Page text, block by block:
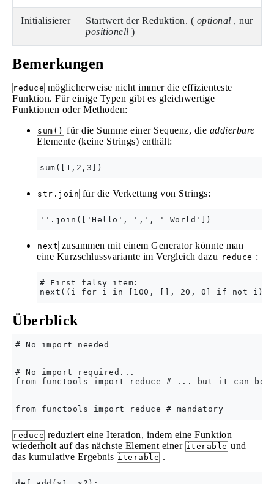
Initialisierer Startwert der Reduktion. ( optional , nur
positionell )
Bemerkungen
reduce möglicherweise nicht immer die effizienteste
Funktion. Für einige Typen gibt es gleichwertige
Funktionen oder Methoden:
sum() für die Summe einer Sequenz, die addierbare
Elemente (keine Strings) enthält:
str.join für die Verkettung von Strings:
next zusammen mit einem Generator könnte man
eine Kurzschlussvariante im Vergleich dazu reduce :
# First falsy item:
Überblick
# No import needed
# No import required...
from functools import reduce # ... but it can be
reduce reduziert eine Iteration, indem eine Funktion
wiederholt auf das nächste Element einer iterable und
das kumulative Ergebnis iterable .